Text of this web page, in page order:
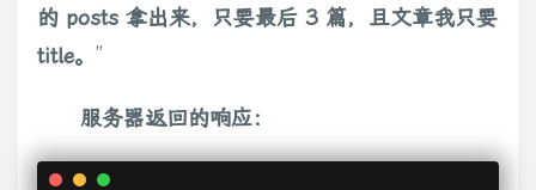
的 posts 拿出来，只要最后 3 篇，且文章我只要
title。 ”
服务器返回的响应：